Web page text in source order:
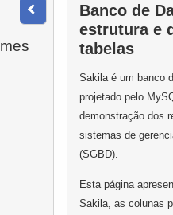
Banco de
estrutura e
tabelas
Sakila é um banco
projetado pelo
demonstração dos
sistemas de
(SGBD).
Esta página
Sakila, as colunas